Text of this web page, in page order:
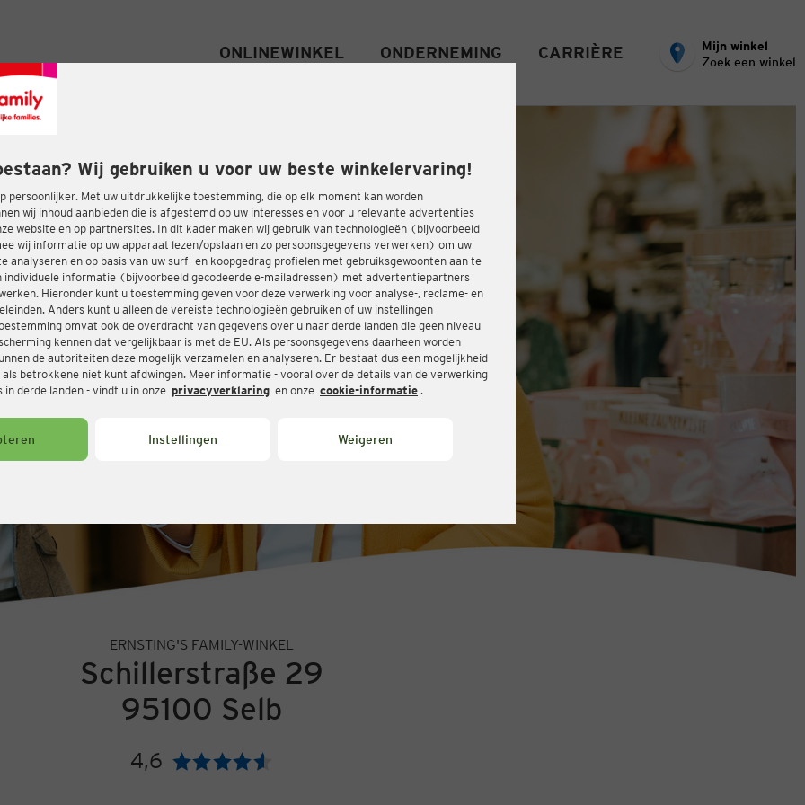
Wij gebruiken u voor uw beste winkelervaring!
persoonlijker. Met uw uitdrukkelijke toestemming, die op elk moment kan worden
wij inhoud aanbieden die is afgestemd op uw interesses en voor u relevante advertenties
website en op partnersites. In dit kader maken wij gebruik van technologieën (bijvoorbeeld
wij informatie op uw apparaat lezen/opslaan en zo persoonsgegevens verwerken) om uw
analyseren en op basis van uw surf- en koopgedrag profielen met gebruiksgewoonten aan te
individuele informatie (bijvoorbeeld gecodeerde e-mailadressen) met advertentiepartners
Hieronder kunt u toestemming geven voor deze verwerking voor analyse-, reclame- en
Anders kunt u alleen de vereiste technologieën gebruiken of uw instellingen
omvat ook de overdracht van gegevens over u naar derde landen die geen niveau
kennen dat vergelijkbaar is met de EU. Als persoonsgegevens daarheen worden
de autoriteiten deze mogelijk verzamelen en analyseren. Er bestaat dus een mogelijkheid
betrokkene niet kunt afdwingen. Meer informatie - vooral over de details van de verwerking
in derde landen - vindt u in onze privacyverklaring en onze cookie-informatie .
Instellingen Weigeren
ONLINEWINKEL ONDERNEMING CARRIÈRE
Mijn winkel
Zoek een winkel
ERNSTING'S FAMILY-WINKEL
Schillerstraße 29
95100 Selb
4,6 Beoordeling: